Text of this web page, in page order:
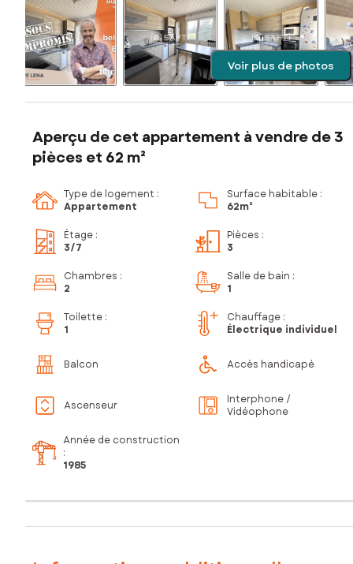
Voir plus de photos
Aperçu de cet appartement à vendre de 3
pièces et 62 m²
Type de logement :
Appartement
Surface habitable :
62m²
Étage :
3/7
Pièces :
3
Chambres :
2
Salle de bain :
1
Toilette :
1
Chauffage :
Électrique individuel
Balcon Accès handicapé
Ascenseur
Interphone /
Vidéophone
Année de construction
:
1985